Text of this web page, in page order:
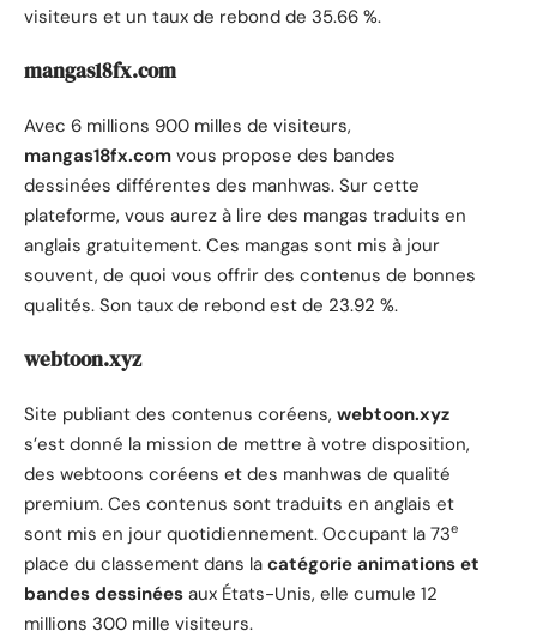
visiteurs et un taux de rebond de 35.66 %.
mangas18fx.com
Avec 6 millions 900 milles de visiteurs,
mangas18fx.com vous propose des bandes
dessinées différentes des manhwas. Sur cette
plateforme, vous aurez à lire des mangas traduits en
anglais gratuitement. Ces mangas sont mis à jour
souvent, de quoi vous offrir des contenus de bonnes
qualités. Son taux de rebond est de 23.92 %.
webtoon.xyz
Site publiant des contenus coréens, webtoon.xyz
s’est donné la mission de mettre à votre disposition,
des webtoons coréens et des manhwas de qualité
premium. Ces contenus sont traduits en anglais et
sont mis en jour quotidiennement. Occupant la 73e
place du classement dans la catégorie animations et
bandes dessinées aux États-Unis, elle cumule 12
millions 300 mille visiteurs.